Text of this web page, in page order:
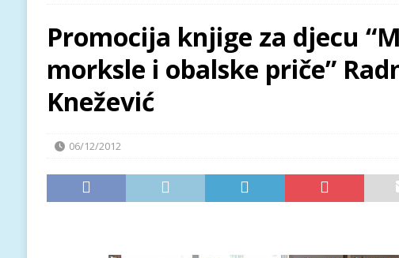
[ 06/08/2026 ] Najava programa XL festivala „Grad teatar“ za
[ 08/08/2026 ] Najava programa XL festivala „Grad teatar“ za
Promocija knjige za djecu
morksle i obalske priče”
Knežević
06/12/2012